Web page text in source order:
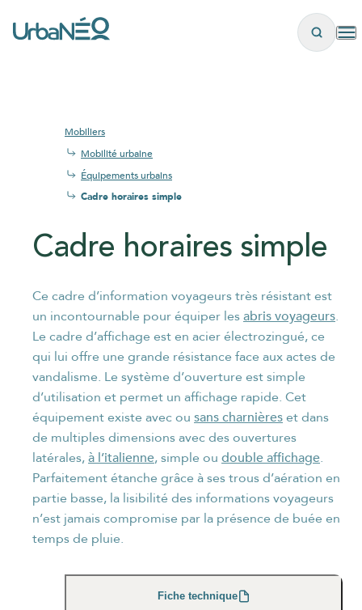
Mobiliers
Mobilité urbaine
Équipements urbains
Cadre horaires simple
Cadre horaires simple
Ce cadre d’information voyageurs très résistant est
un incontournable pour équiper lesabris voyageurs.
Le cadre d’affichage est en acier électrozingué, ce
qui lui offre une grande résistance face aux actes de
vandalisme. Le système d’ouverture est simple
d’utilisation et permet un affichage rapide. Cet
équipement existe avec ou sans charnièreset dans
de multiples dimensions avec des ouvertures
latérales,à l’italienne, simple ou double affichage.
Parfaitement étanche grâce à ses trous d’aération en
partie basse, la lisibilité des informations voyageurs
n’est jamais compromise par la présence de buée en
temps de pluie.
Fiche technique
les
plus brefs délais
NOM*
PRÉNOM*